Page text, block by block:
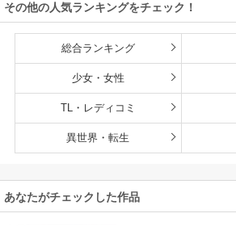
その他の人気ランキングをチェック！
総合ランキング
少女・女性
TL・レディコミ
異世界・転生
あなたがチェックした作品